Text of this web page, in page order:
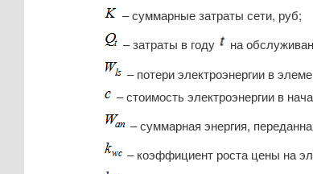
– суммарные затраты сети, руб;
– затраты в году
на
– потери электроэнергии в
– стоимость электроэнергии в
– суммарная энергия,
– коэффициент роста цены на